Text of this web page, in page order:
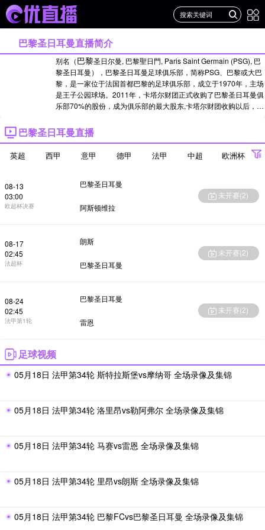
巴黎圣日耳曼直播简介
别名（巴黎圣日尔曼, 巴黎聖日門, Paris Saint Germain (PSG), 巴
黎圣日耳曼），巴黎圣日耳曼足球俱乐部，简称PSG、巴黎或大巴
黎，是一家位于法国首都巴黎的足球俱乐部，成立于1970年，主场
是王子公园球场。2011年，卡塔尔财团正式收购了巴黎圣日耳曼俱
乐部70%的股份，成为俱乐部的最大股东,卡塔尔财团收购以后，大
伊布、内马尔，
动作，尤其是在中场方面，引进了巴勃罗•萨拉维亚、安德尔•埃雷
拉、伊德里萨•格耶作为补强。此外，球队还从皇家马德里引进哥斯
军、8次法国联赛杯冠军、9次法国超级杯冠军、1次欧...查看更多
巴黎圣日耳曼直播
英超 西甲 意甲 德甲 法甲 中超
欧洲杯
08-13
03:00
欧超杯决赛
巴黎圣日耳曼
阿斯顿维拉
未开赛(2)
08-17
02:45
法超杯
朗斯
巴黎圣日耳曼
未开赛(2)
08-24
02:45
法甲第1轮
巴黎圣日耳曼
雷恩
未开赛(2)
足球视频
05月18日 法甲第34轮 斯特拉斯堡vs摩纳哥 全场录像及集锦
05月18日 法甲第34轮 洛里昂vs勒阿弗尔 全场录像及集锦
05月18日 法甲第34轮 马赛vs雷恩 全场录像及集锦
05月18日 法甲第34轮 里昂vs朗斯 全场录像及集锦
05月18日 法甲第34轮 巴黎FCvs巴黎圣日耳曼 全场录像及集锦